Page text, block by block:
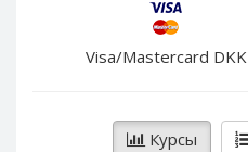
Visa/Mastercard DKK
Курсы
PayPal HKD
PayPal NZD